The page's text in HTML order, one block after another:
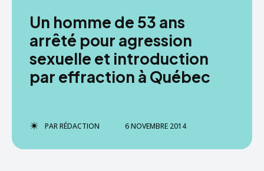
Un homme de 53 ans
arrêté pour agression
sexuelle et introduction
par effraction à Québec
PARRÉDACTION 6 NOVEMBRE 2014